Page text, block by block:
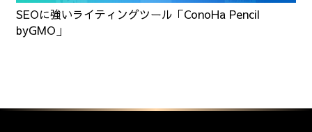
SEOに強いライティングツール「ConoHa Pencil
byGMO」